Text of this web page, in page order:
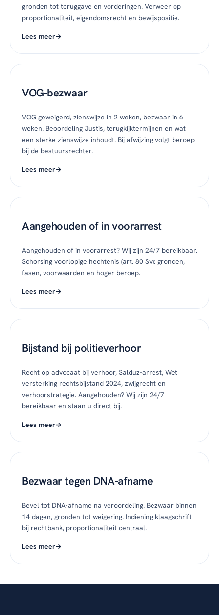
gronden tot teruggave en vorderingen. Verweer op
proportionaliteit, eigendomsrecht en bewijspositie.
Lees meer
VOG-bezwaar
VOG geweigerd, zienswijze in 2 weken, bezwaar in 6
weken. Beoordeling Justis, terugkijktermijnen en wat
een sterke zienswijze inhoudt. Bij afwijzing volgt beroep
bij de bestuursrechter.
Lees meer
Aangehouden of in voorarrest
Aangehouden of in voorarrest? Wij zijn 24/7 bereikbaar.
Schorsing voorlopige hechtenis (art. 80 Sv): gronden,
fasen, voorwaarden en hoger beroep.
Lees meer
Bijstand bij politieverhoor
Recht op advocaat bij verhoor, Salduz-arrest, Wet
versterking rechtsbijstand 2024, zwijgrecht en
verhoorstrategie. Aangehouden? Wij zijn 24/7
bereikbaar en staan u direct bij.
Lees meer
Bezwaar tegen DNA-afname
Bevel tot DNA-afname na veroordeling. Bezwaar binnen
14 dagen, gronden tot weigering. Indiening klaagschrift
bij rechtbank, proportionaliteit centraal.
Lees meer